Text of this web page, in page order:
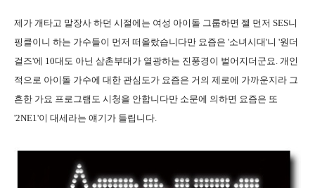
제가 개타고 말장사 하던 시절에는 여성 아이돌 그룹하면 젤 먼저 SES니
핑클이니 하는 가수들이 먼저 떠올랐습니다만 요즘은 '소녀시대'니 '원더
걸즈'에 10대도 아닌 삼촌부대가 열광하는 진풍경이 벌어지더군요. 개인
적으로 아이돌 가수에 대한 관심도가 요즘은 거의 제로에 가까운지라 그
흔한 가요 프로그램도 시청을 안합니다만 소문에 의하면 요즘은 또
'2NE1'이 대세라는 얘기가 들립니다.